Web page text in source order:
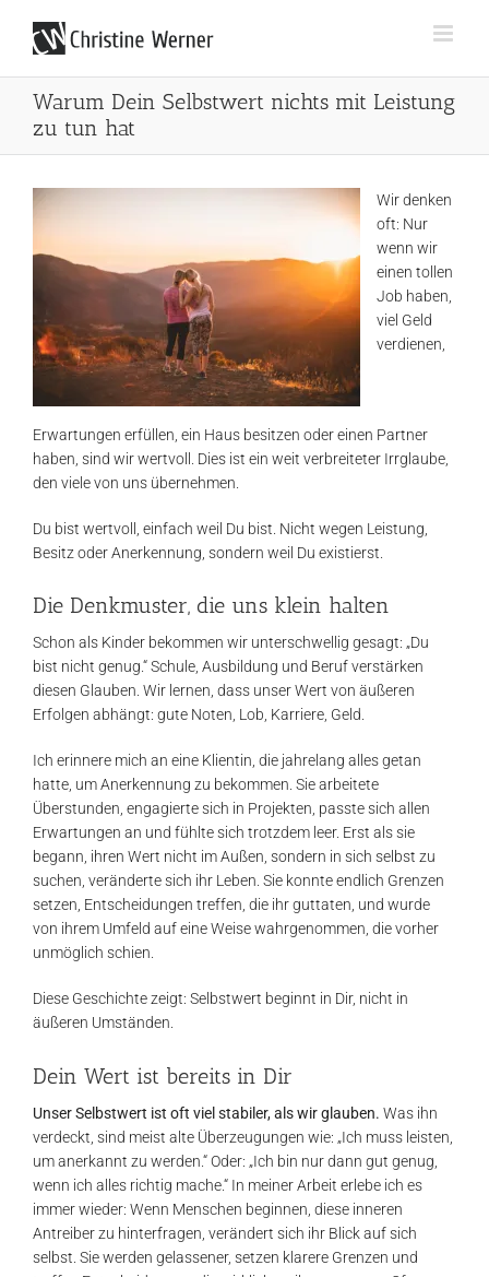
Inhalt
springen
Warum Dein Selbstwert nichts mit Leistung
zu tun hat
Wir denken
oft: Nur
wenn wir
einen tollen
Job haben,
viel Geld
verdienen,
Erwartungen erfüllen, ein Haus besitzen oder einen Partner
haben, sind wir wertvoll. Dies ist ein weit verbreiteter Irrglaube,
den viele von uns übernehmen.
Du bist wertvoll, einfach weil Du bist. Nicht wegen Leistung,
Besitz oder Anerkennung, sondern weil Du existierst.
Die Denkmuster, die uns klein halten
Schon als Kinder bekommen wir unterschwellig gesagt: „Du
bist nicht genug.“ Schule, Ausbildung und Beruf verstärken
diesen Glauben. Wir lernen, dass unser Wert von äußeren
Erfolgen abhängt: gute Noten, Lob, Karriere, Geld.
Ich erinnere mich an eine Klientin, die jahrelang alles getan
hatte, um Anerkennung zu bekommen. Sie arbeitete
Überstunden, engagierte sich in Projekten, passte sich allen
Erwartungen an und fühlte sich trotzdem leer. Erst als sie
begann, ihren Wert nicht im Außen, sondern in sich selbst zu
suchen, veränderte sich ihr Leben. Sie konnte endlich Grenzen
setzen, Entscheidungen treffen, die ihr guttaten, und wurde
von ihrem Umfeld auf eine Weise wahrgenommen, die vorher
unmöglich schien.
Diese Geschichte zeigt: Selbstwert beginnt in Dir, nicht in
äußeren Umständen.
Dein Wert ist bereits in Dir
Unser Selbstwert ist oft viel stabiler, als wir glauben. Was ihn
verdeckt, sind meist alte Überzeugungen wie: „Ich muss leisten,
um anerkannt zu werden.“ Oder: „Ich bin nur dann gut genug,
wenn ich alles richtig mache.“ In meiner Arbeit erlebe ich es
immer wieder: Wenn Menschen beginnen, diese inneren
Antreiber zu hinterfragen, verändert sich ihr Blick auf sich
selbst. Sie werden gelassener, setzen klarere Grenzen und